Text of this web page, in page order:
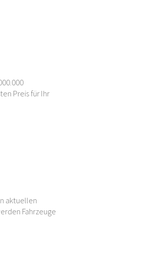
Preis für Ihr
aktuellen
Fahrzeuge